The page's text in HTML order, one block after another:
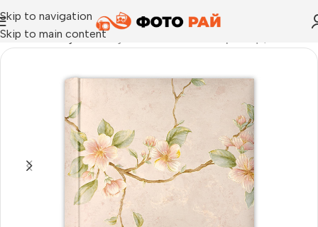
Skip to navigation
Skip to main content
Начало›Албуми›Албуми Louvre A с 40 страници, 24×24